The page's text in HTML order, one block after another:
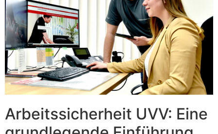
Arbeitssicherheit UVV: Eine